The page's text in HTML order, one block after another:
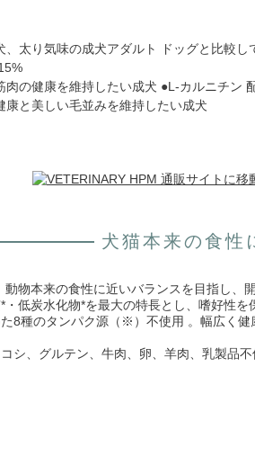
、太り気味の成犬アダルト ドッグと比較
肉の健康を維持したい成犬 ●L-カルニチン
康と美しい毛並みを維持したい成犬
犬猫本来の食性
動物本来の食性に近いバランスを目指し、
低炭水化物*を最大の特長とし、嗜好性を
8種のタンパク源（※）不使用 。幅広く健
シ、グルテン、牛肉、卵、羊肉、乳製品不